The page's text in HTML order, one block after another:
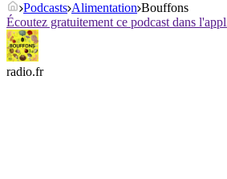
Podcasts Alimentation Bouffons
Écoutez gratuitement ce podcast dans
radio.fr